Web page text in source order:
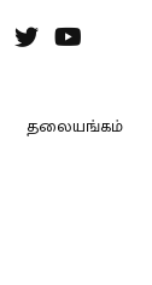
தலையங்கம்